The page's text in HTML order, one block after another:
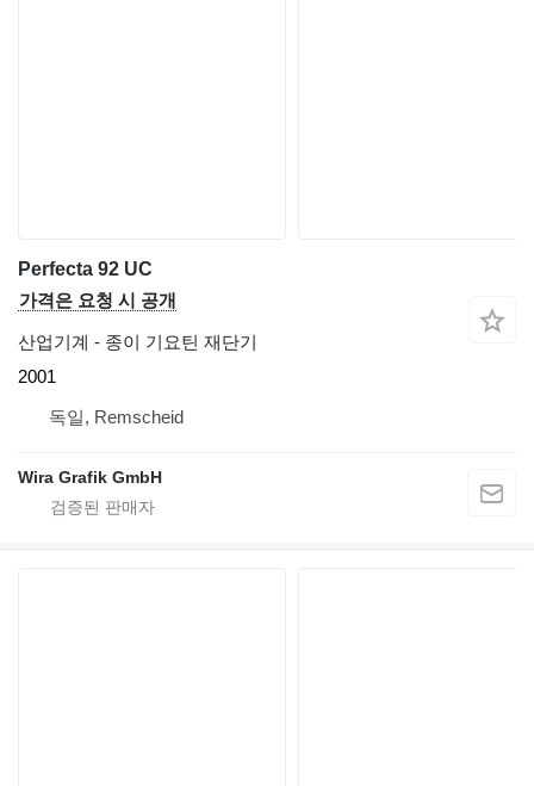
Perfecta 92 UC
가격은 요청 시 공개
산업기계 - 종이 기요틴 재단기
2001
독일, Remscheid
Wira Grafik GmbH